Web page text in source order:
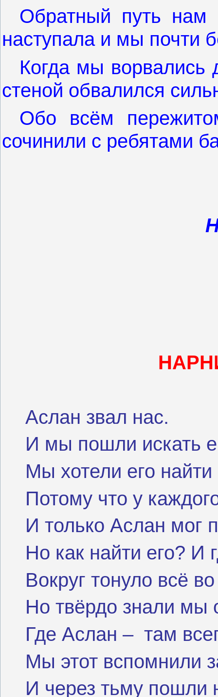
Обратный путь нам
наступала и мы почти
Когда мы ворвались
стеной обвалился
Обо всём
сочинили с ребятами
Аслан звал нас.
И мы пошли искать
Мы хотели его
Потому что у
И только Аслан мог
Но как найти его? И
Вокруг тонуло всё
Но твёрдо знали мы
Где Аслан – там
Мы этот вспомнили
И через тьму пошли